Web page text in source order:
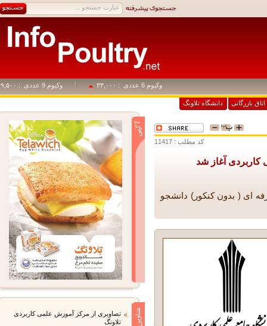
وکیوم 6 عددی : ۳۳,۰۰۰ وکیوم 9 عددی : ۴۹,۵۰۰
بازرگانی دانشگاه تلاونگ
کد مطلب : 11417
آغاز شد
ای ( بدون کنکور) دانشجو
تصاویری از مرکز آموزش علمی کاربردی
تلاونگ